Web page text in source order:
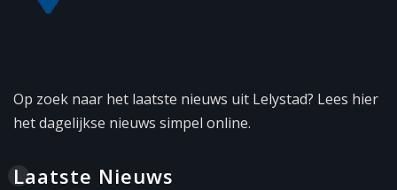
Op zoek naar het laatste nieuws uit Lelystad? Lees hier
het dagelijkse nieuws simpel online.
Laatste Nieuws